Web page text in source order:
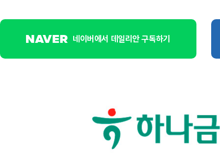
네이버에서 데일리안 구독하기